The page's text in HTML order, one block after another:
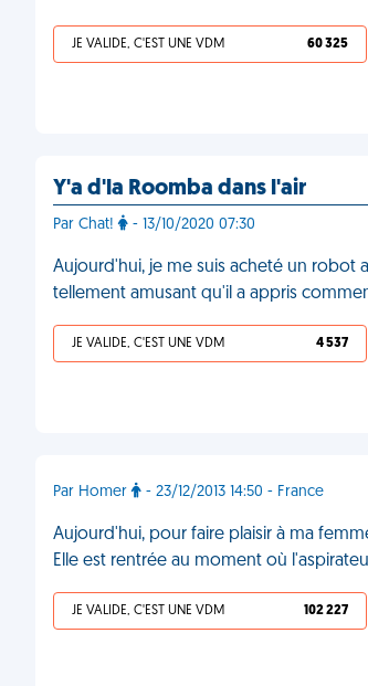
JE VALIDE, C'EST UNE VDM 60 325
Y'a d'la Roomba dans l'air
Par Chat! - 13/10/2020 07:30
Aujourd'hui, je me suis acheté un robot
tellement amusant qu'il a appris
JE VALIDE, C'EST UNE VDM 4 537
Par Homer - 23/12/2013 14:50 - France
Aujourd'hui, pour faire plaisir à ma
Elle est rentrée au moment où
JE VALIDE, C'EST UNE VDM 102 227